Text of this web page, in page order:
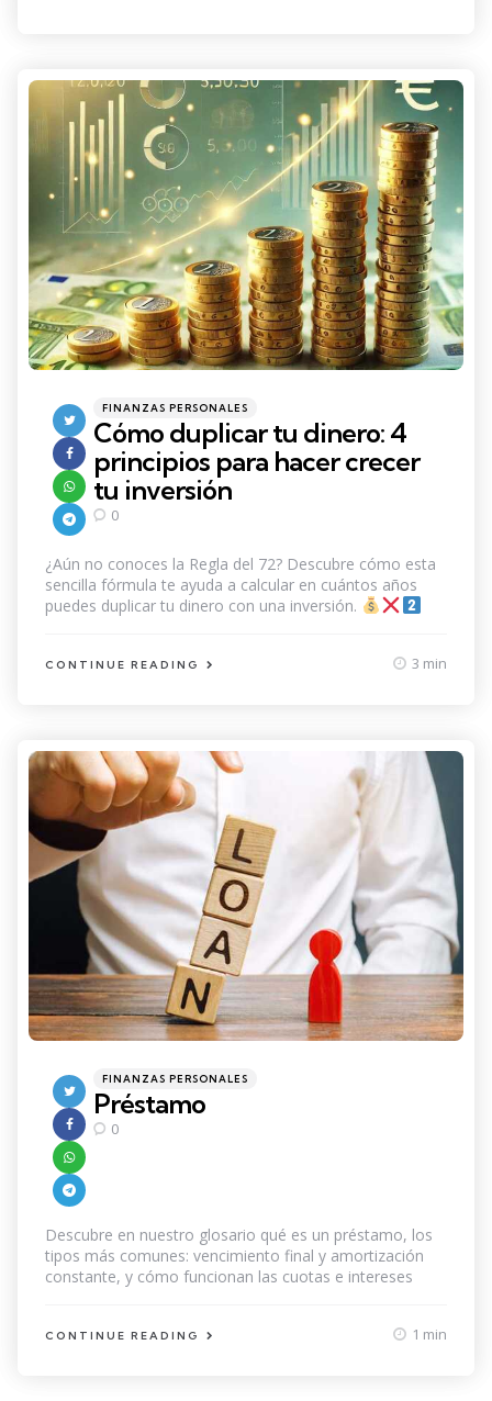
Categories
Posted
in
FINANZAS PERSONALES
Cómo duplicar tu dinero: 4
principios para hacer crecer
tu inversión
0
¿Aún no conoces la Regla del 72? Descubre cómo esta
sencilla fórmula te ayuda a calcular en cuántos años
puedes duplicar tu dinero con una inversión.
CONTINUE READING 3 min
Categories
Posted
in
FINANZAS PERSONALES
Préstamo
0
Descubre en nuestro glosario qué es un préstamo, los
tipos más comunes: vencimiento final y amortización
constante, y cómo funcionan las cuotas e intereses
CONTINUE READING 1 min